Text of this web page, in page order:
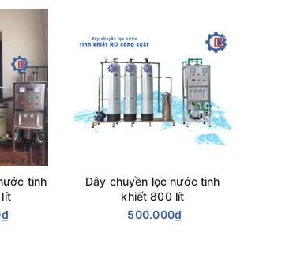
tinh
Dây chuyền lọc nước tinh
khiết 800 lít
500.000₫